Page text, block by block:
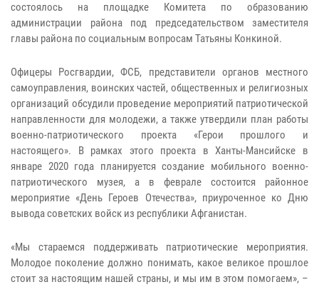
состоялось на площадке Комитета по образованию
администрации района под председательством заместителя
главы района по социальным вопросам Татьяны Конкиной.
Офицеры Росгвардии, ФСБ, представители органов местного
самоуправления, воинских частей, общественных и религиозных
организаций обсудили проведение мероприятий патриотической
направленности для молодежи, а также утвердили план работы
военно-патриотического проекта «Герои прошлого и
настоящего». В рамках этого проекта в Ханты-Мансийске в
январе 2020 года планируется создание мобильного военно-
патриотического музея, а в феврале состоится районное
мероприятие «День Героев Отечества», приуроченное ко Дню
вывода советских войск из республики Афганистан.
«Мы стараемся поддерживать патриотические мероприятия.
Молодое поколение должно понимать, какое великое прошлое
стоит за настоящим нашей страны, и мы им в этом помогаем», –